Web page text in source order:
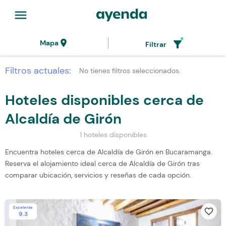
menu
Mapalocation_on Filtrar filter_alt
Filtros actuales: No tienes filtros seleccionados.
Hoteles disponibles cerca de
Alcaldía de Girón
1 hoteles disponibles
Encuentra hoteles cerca de Alcaldía de Girón en Bucaramanga.
Reserva el alojamiento ideal cerca de Alcaldía de Girón tras
comparar ubicación, servicios y reseñas de cada opción.
Excelente
9.3 favorite_border